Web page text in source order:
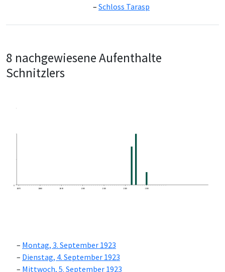
Schloss Tarasp
8 nachgewiesene Aufenthalte
Schnitzlers
0
1870
1880 1890 1900 1910 1920 1930
Montag, 3. September 1923
Dienstag, 4. September 1923
Mittwoch, 5. September 1923